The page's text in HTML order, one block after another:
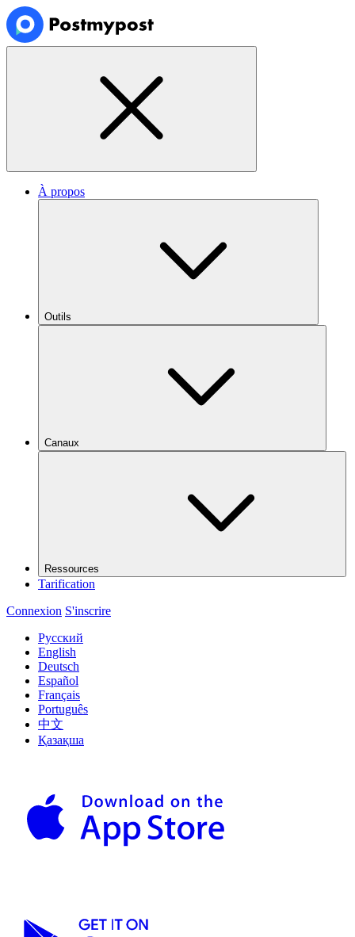
À propos
Outils
Canaux
Ressources
Tarification
Connexion S'inscrire
Русский
English
Deutsch
Español
Français
Português
中文
Қазақша